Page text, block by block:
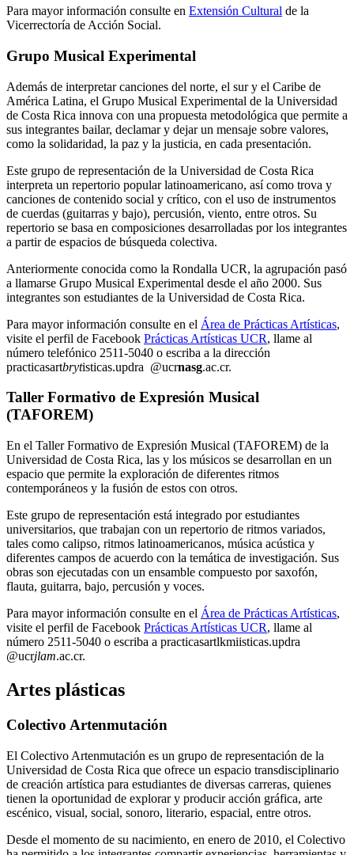
Para mayor información consulte en Extensión Cultural de la
Vicerrectoría de Acción Social.
Grupo Musical Experimental
Además de interpretar canciones del norte, el sur y el Caribe de
América Latina, el Grupo Musical Experimental de la Universidad
de Costa Rica innova con una propuesta metodológica que permite a
sus integrantes bailar, declamar y dejar un mensaje sobre valores,
como la solidaridad, la paz y la justicia, en cada presentación.
Este grupo de representación de la Universidad de Costa Rica
interpreta un repertorio popular latinoamericano, así como trova y
canciones de contenido social y crítico, con el uso de instrumentos
de cuerdas (guitarras y bajo), percusión, viento, entre otros. Su
repertorio se basa en composiciones desarrolladas por los integrantes
a partir de espacios de búsqueda colectiva.
Anteriormente conocida como la Rondalla UCR, la agrupación pasó
a llamarse Grupo Musical Experimental desde el año 2000. Sus
integrantes son estudiantes de la Universidad de Costa Rica.
Para mayor información consulte en el Área de Prácticas Artísticas,
visite el perfil de Facebook Prácticas Artísticas UCR, llame al
número telefónico 2511-5040 o escriba a la dirección
practicasartbrytisticas.updra @ucrnasg.ac.cr.
Taller Formativo de Expresión Musical
(TAFOREM)
En el Taller Formativo de Expresión Musical (TAFOREM) de la
Universidad de Costa Rica, las y los músicos se desarrollan en un
espacio que permite la exploración de diferentes ritmos
contemporáneos y la fusión de estos con otros.
Este grupo de representación está integrado por estudiantes
universitarios, que trabajan con un repertorio de ritmos variados,
tales como calipso, ritmos latinoamericanos, música acústica y
diferentes campos de acuerdo con la temática de investigación. Sus
obras son ejecutadas con un ensamble compuesto por saxofón,
flauta, guitarra, bajo, percusión y voces.
Para mayor información consulte en el Área de Prácticas Artísticas,
visite el perfil de Facebook Prácticas Artísticas UCR, llame al
número 2511-5040 o escriba a practicasartlkmiisticas.updra
@ucrjlam.ac.cr.
Artes plásticas
Colectivo Artenmutación
El Colectivo Artenmutación es un grupo de representación de la
Universidad de Costa Rica que ofrece un espacio transdisciplinario
de creación artística para estudiantes de diversas carreras, quienes
tienen la oportunidad de explorar y producir acción gráfica, arte
escénico, visual, social, sonoro, literario, espacial, entre otros.
Desde el momento de su nacimiento, en enero de 2010, el Colectivo